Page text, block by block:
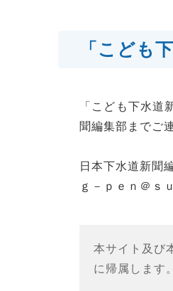
「こども
「こども下水
聞編集部までご
日本下水道新聞
ｇ－ｐｅｎ＠ｓ
本サイト及び
に帰属します